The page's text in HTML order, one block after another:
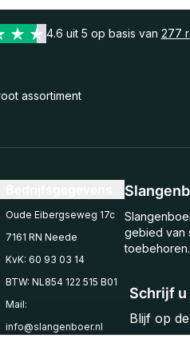
4.6 uit 5 op basis van 277
assortiment
Schrijf
Blijf op
gebied van
toebehoren.
Oude Eibergseweg 17c
7161 RN Neede
KvK: 60 93 03 14
BTW: NL854 122 515 B01
Mail:
info@slangenboer.nl